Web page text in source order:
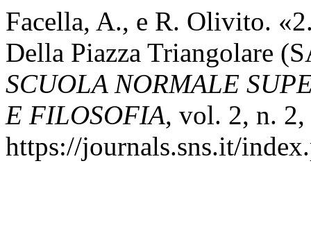
Facella, A., e R. Olivito.
Della Piazza Triangolare
SCUOLA NORMALE
E FILOSOFIA, vol. 2, n.
https://journals.sns.it/